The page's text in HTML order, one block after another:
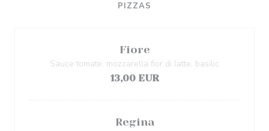
PIZZAS
Fiore
Sauce tomate, mozzarella fior di latte, basilic
13,00 EUR
Regina